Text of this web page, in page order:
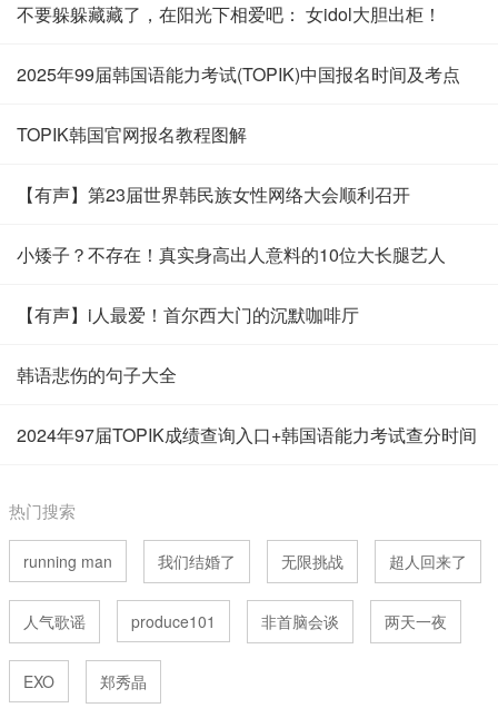
不要躲躲藏藏了，在阳光下相爱吧： 女idol大胆出柜！
2025年99届韩国语能力考试(TOPIK)中国报名时间及考点
TOPIK韩国官网报名教程图解
【有声】第23届世界韩民族女性网络大会顺利召开
小矮子？不存在！真实身高出人意料的10位大长腿艺人
【有声】i人最爱！首尔西大门的沉默咖啡厅
韩语悲伤的句子大全
2024年97届TOPIK成绩查询入口+韩国语能力考试查分时间
热门搜索
running man 我们结婚了 无限挑战 超人回来了
人气歌谣 produce101 非首脑会谈 两天一夜
EXO 郑秀晶